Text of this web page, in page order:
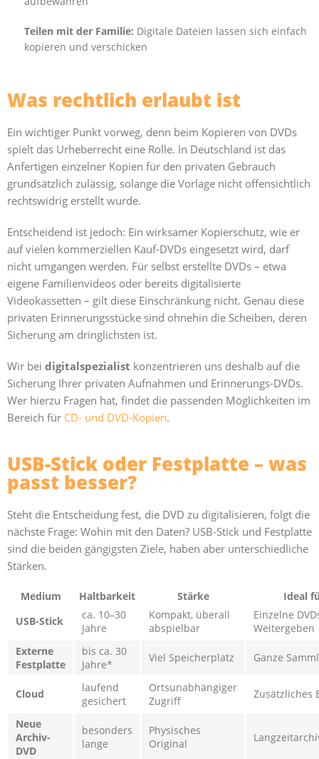
Teilen mit der Familie: Digitale Dateien lassen sich einfach
kopieren und verschicken
Was rechtlich erlaubt ist
Ein wichtiger Punkt vorweg, denn beim Kopieren von DVDs
spielt das Urheberrecht eine Rolle. In Deutschland ist das
Anfertigen einzelner Kopien für den privaten Gebrauch
grundsätzlich zulässig, solange die Vorlage nicht offensichtlich
rechtswidrig erstellt wurde.
Entscheidend ist jedoch: Ein wirksamer Kopierschutz, wie er
auf vielen kommerziellen Kauf-DVDs eingesetzt wird, darf
nicht umgangen werden. Für selbst erstellte DVDs – etwa
eigene Familienvideos oder bereits digitalisierte
Videokassetten – gilt diese Einschränkung nicht. Genau diese
privaten Erinnerungsstücke sind ohnehin die Scheiben, deren
Sicherung am dringlichsten ist.
Wir bei digitalspezialist konzentrieren uns deshalb auf die
Sicherung Ihrer privaten Aufnahmen und Erinnerungs-DVDs.
Wer hierzu Fragen hat, findet die passenden Möglichkeiten im
Bereich für CD- und DVD-Kopien.
USB-Stick oder Festplatte – was
passt besser?
Steht die Entscheidung fest, die DVD zu digitalisieren, folgt die
nächste Frage: Wohin mit den Daten? USB-Stick und Festplatte
sind die beiden gängigsten Ziele, haben aber unterschiedliche
Stärken.
Medium Haltbarkeit Stärke
Ideal
USB-Stick
ca. 10–30
Jahre
Kompakt, überall
abspielbar
Einzelne
Weitergeben
Externe
Festplatte
bis ca. 30
Jahre*
Viel Speicherplatz Ganze
Cloud
laufend
gesichert
Ortsunabhängiger
Zugriff
Zusätzliches
Neue
Archiv-
DVD
besonders
lange
Physisches
Original